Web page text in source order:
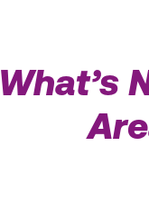
What’s